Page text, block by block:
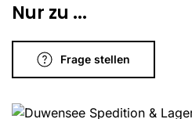
Nur zu ...
Frage stellen